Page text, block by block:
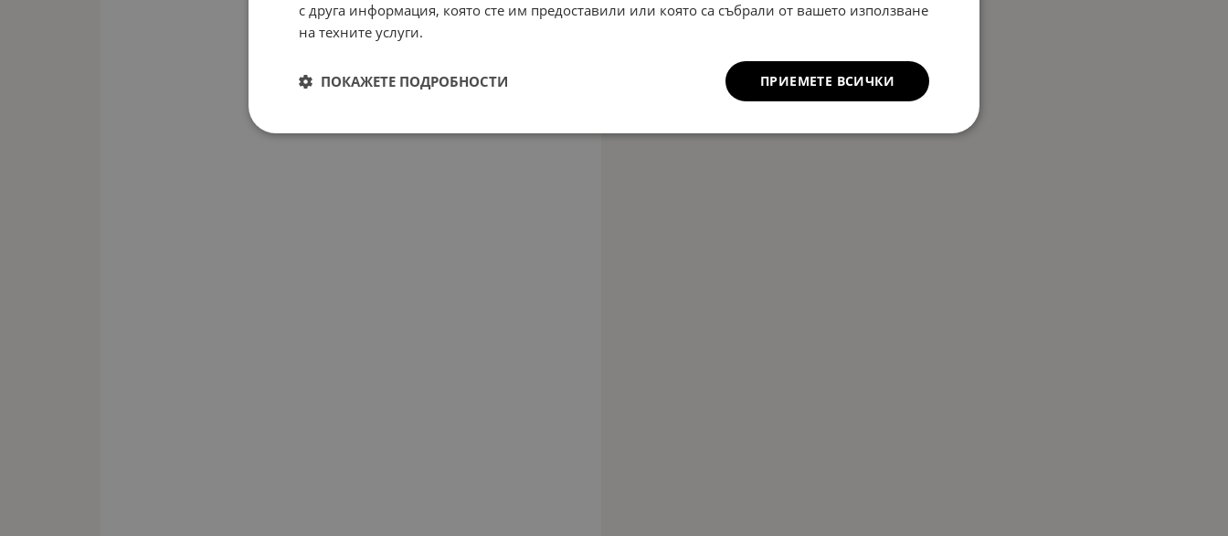
с друга информация, която сте им предоставили или която са събрали от вашето използване
на техните услуги.
ПРИЕМЕТЕ ВСИЧКИ
ПОКАЖЕТЕ ПОДРОБНОСТИ